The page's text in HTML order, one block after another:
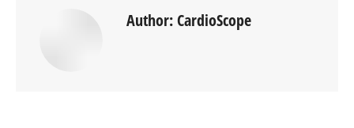
Author:CardioScope